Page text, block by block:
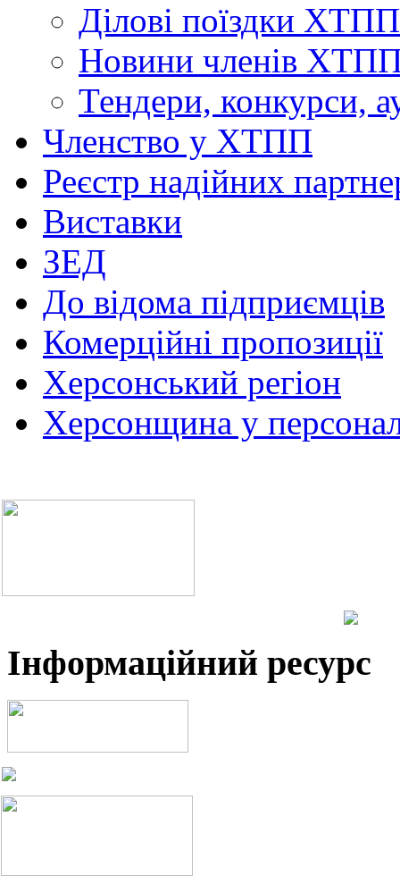
Ділові поїздки ХТПП
Новини членів
Тендери, конкурси,
Членство у ХТПП
Реєстр надійних
Виставки
ЗЕД
До відома підприємців
Комерційні пропозиції
Херсонський регіон
Херсонщина у
Інформаційний ресурс